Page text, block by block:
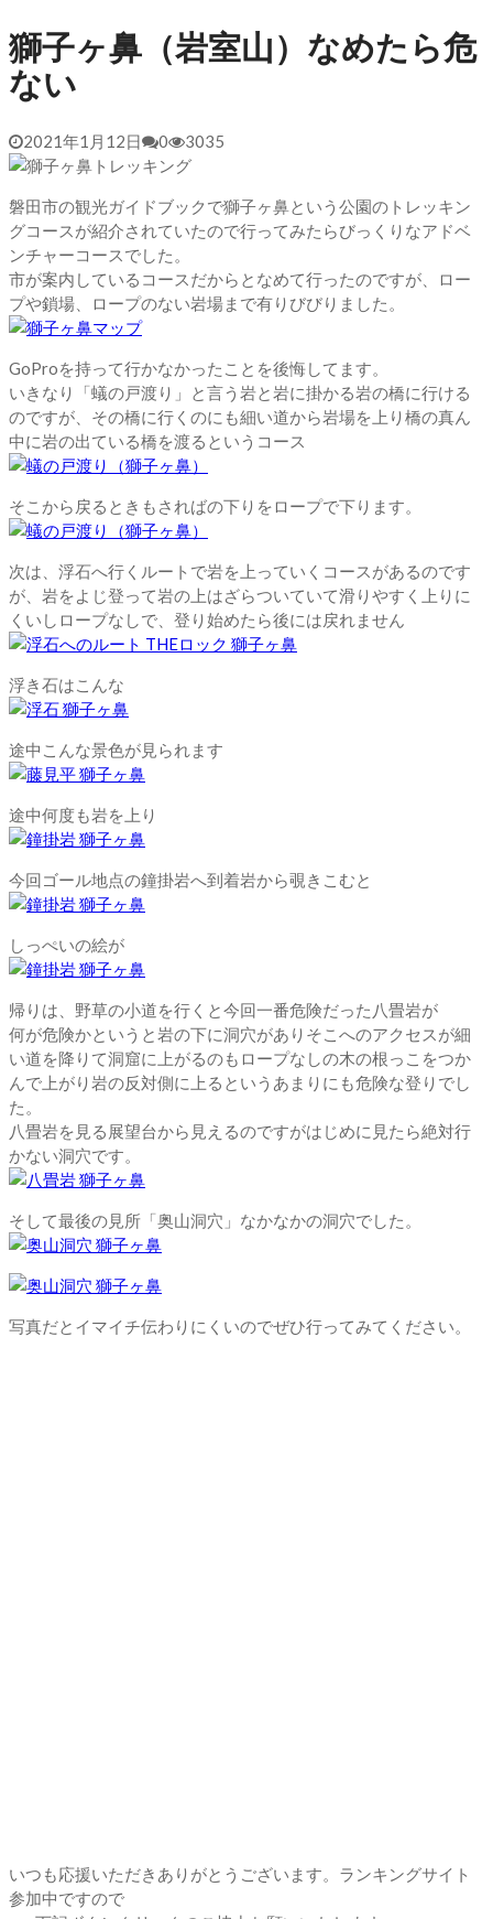
獅子ヶ鼻（岩室山）なめたら危
ない
2021年1月12日 0 3035
磐田市の観光ガイドブックで獅子ヶ鼻という公園のトレッキン
グコースが紹介されていたので行ってみたらびっくりなアドベ
ンチャーコースでした。
市が案内しているコースだからとなめて行ったのですが、ロー
プや鎖場、ロープのない岩場まで有りびびりました。
GoProを持って行かなかったことを後悔してます。
いきなり「蟻の戸渡り」と言う岩と岩に掛かる岩の橋に行ける
のですが、その橋に行くのにも細い道から岩場を上り橋の真ん
中に岩の出ている橋を渡るというコース
そこから戻るときもさればの下りをロープで下ります。
次は、浮石へ行くルートで岩を上っていくコースがあるのです
が、岩をよじ登って岩の上はざらついていて滑りやすく上りに
くいしロープなしで、登り始めたら後には戻れません
浮き石はこんな
途中こんな景色が見られます
途中何度も岩を上り
今回ゴール地点の鐘掛岩へ到着岩から覗きこむと
しっぺいの絵が
帰りは、野草の小道を行くと今回一番危険だった八畳岩が
何が危険かというと岩の下に洞穴がありそこへのアクセスが細
い道を降りて洞窟に上がるのもロープなしの木の根っこをつか
んで上がり岩の反対側に上るというあまりにも危険な登りでし
た。
八畳岩を見る展望台から見えるのですがはじめに見たら絶対行
かない洞穴です。
そして最後の見所「奥山洞穴」なかなかの洞穴でした。
写真だとイマイチ伝わりにくいのでぜひ行ってみてください。
いつも応援いただきありがとうございます。ランキングサイト
参加中ですので